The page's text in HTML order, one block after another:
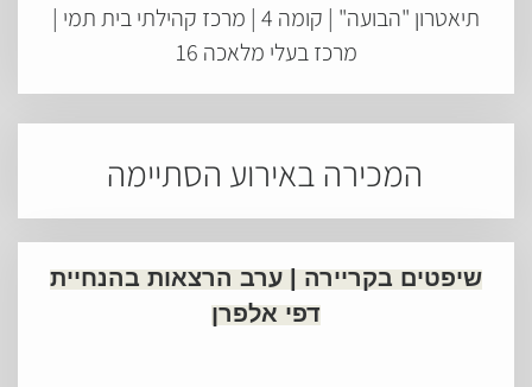
תיאטרון "הבועה" | קומה 4 | מרכז קהילתי בית תמי |
מרכז בעלי מלאכה 16
המכירה באירוע הסתיימה
שיפטים בקריירה | ערב הרצאות בהנחיית
דפי אלפרן